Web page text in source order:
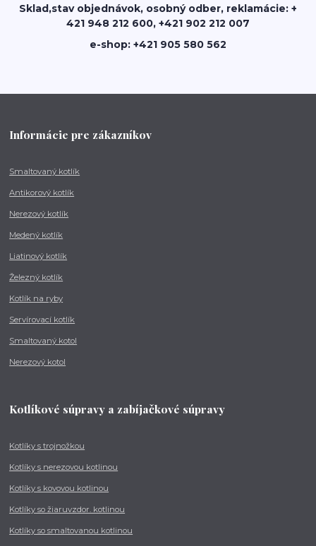
Sklad,stav objednávok, osobný odber, reklamácie: +
421 948 212 600, +421 902 212 007
e-shop: +421 905 580 562
Informácie pre zákazníkov
Smaltovaný kotlík
Antikorový kotlík
Nerezový kotlík
Medený kotlík
Liatinový kotlík
Železný kotlík
Kotlík na ryby
Servírovací kotlík
Smaltovaný kotol
Nerezový kotol
Kotlíkové súpravy a zabíjačkové súpravy
Kotlíky s trojnožkou
Kotlíky s nerezovou kotlinou
Kotlíky s kovovou kotlinou
Kotlíky so žiaruvzdor. kotlinou
Kotlíky so smaltovanou kotlinou